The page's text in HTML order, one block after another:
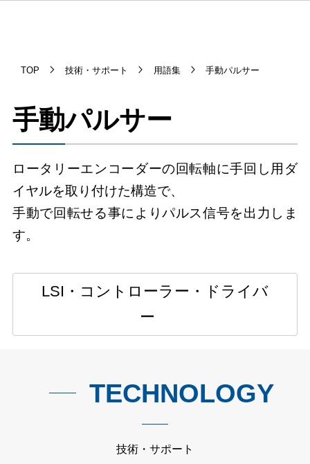
TOP 技術・サポート 用語集 手動パルサー
手動パルサー
ロータリーエンコーダーの回転軸に手回し用ダ
イヤルを取り付けた構造で、
手動で回転せる事によりパルス信号を出力しま
す。
LSI・コントローラー・ドライバ
ー
TECHNOLOGY
技術・サポート